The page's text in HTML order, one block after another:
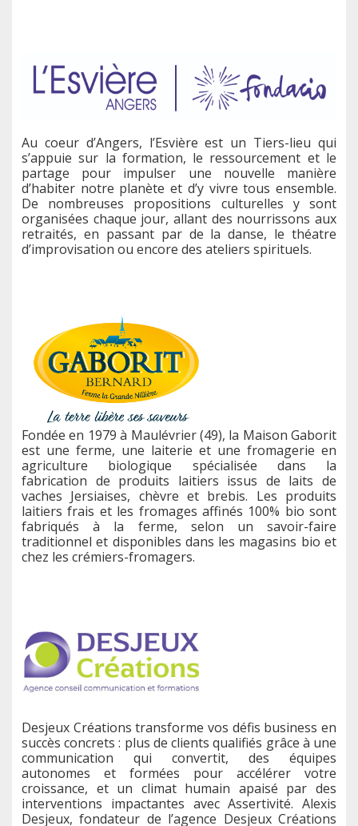
Au coeur d’Angers, l’Esvière est un Tiers-lieu qui
s’appuie sur la formation, le ressourcement et le
partage pour impulser une nouvelle manière
d’habiter notre planète et d’y vivre tous ensemble.
De nombreuses propositions culturelles y sont
organisées chaque jour, allant des nourrissons aux
retraités, en passant par de la danse, le théatre
d’improvisation ou encore des ateliers spirituels.
Fondée en 1979 à Maulévrier (49), la Maison Gaborit
est une ferme, une laiterie et une fromagerie en
agriculture biologique spécialisée dans la
fabrication de produits laitiers issus de laits de
vaches Jersiaises, chèvre et brebis. Les produits
laitiers frais et les fromages affinés 100% bio sont
fabriqués à la ferme, selon un savoir-faire
traditionnel et disponibles dans les magasins bio et
chez les crémiers-fromagers.
Desjeux Créations transforme vos défis business en
succès concrets : plus de clients qualifiés grâce à une
communication qui convertit, des équipes
autonomes et formées pour accélérer votre
croissance, et un climat humain apaisé par des
interventions impactantes avec Assertivité. Alexis
Desjeux, fondateur de l’agence Desjeux Créations